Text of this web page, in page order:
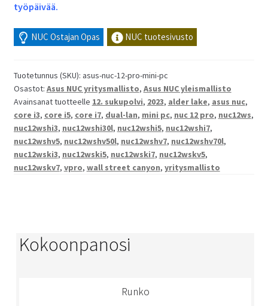
työpäivää.
NUC Ostajan Opas NUC tuotesivusto
Tuotetunnus (SKU): asus-nuc-12-pro-mini-pc
Osastot: Asus NUC yritysmallisto, Asus NUC yleismallisto
Avainsanat tuotteelle 12. sukupolvi, 2023, alder lake, asus nuc,
core i3, core i5, core i7, dual-lan, mini pc, nuc 12 pro, nuc12ws,
nuc12wshi3, nuc12wshi30l, nuc12wshi5, nuc12wshi7,
nuc12wshv5, nuc12wshv50l, nuc12wshv7, nuc12wshv70l,
nuc12wski3, nuc12wski5, nuc12wski7, nuc12wskv5,
nuc12wskv7, vpro, wall street canyon, yritysmallisto
Kokoonpanosi
Runko